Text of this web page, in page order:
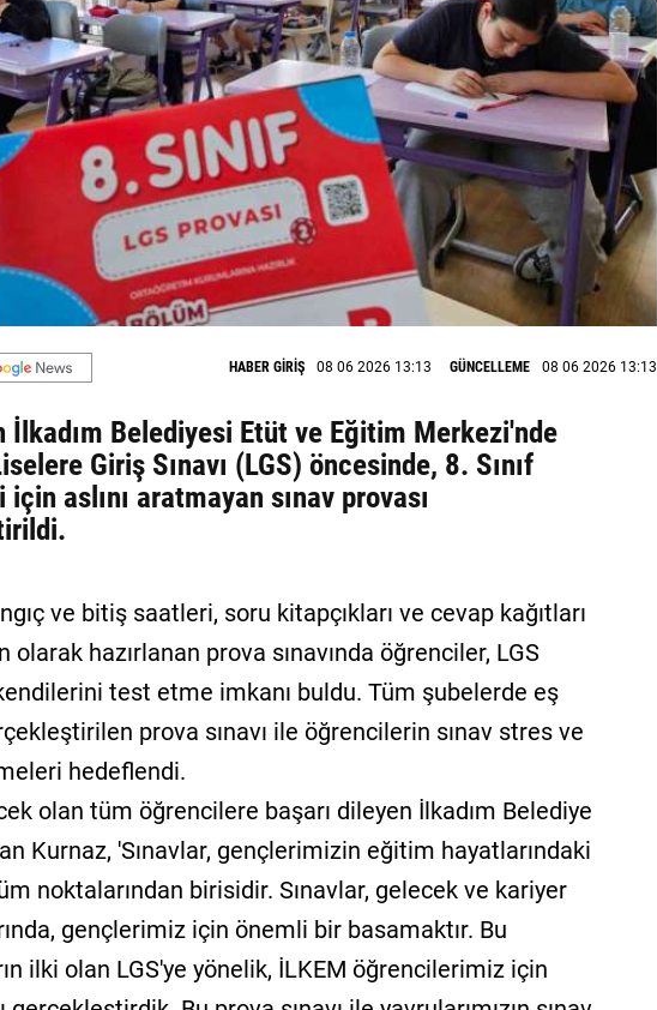
HABER GİRİŞ 08 06 2026 13:13 GÜNCELLEME 08 06 2026 13:13
İlkadım Belediyesi Etüt ve Eğitim Merkezi'nde
Giriş Sınavı (LGS) öncesinde, 8. Sınıf
aslını aratmayan sınav provası
ve bitiş saatleri, soru kitapçıkları ve cevap kağıtları
olarak hazırlanan prova sınavında öğrenciler, LGS
test etme imkanı buldu. Tüm şubelerde eş
prova sınavı ile öğrencilerin sınav stres ve
hedeflendi.
olan tüm öğrencilere başarı dileyen İlkadım Belediye
Kurnaz, 'Sınavlar, gençlerimizin eğitim hayatlarındaki
noktalarından birisidir. Sınavlar, gelecek ve kariyer
gençlerimiz için önemli bir basamaktır. Bu
ilki olan LGS'ye yönelik, İLKEM öğrencilerimiz için